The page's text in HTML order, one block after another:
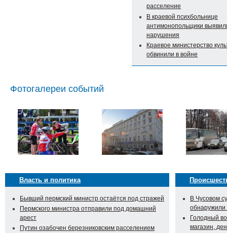
расселение
В краевой психбольнице
антимонопольщики
нарушения
Краевое министерство
обвинили в войне
Фотогалереи событий
Власть и политика
Бывший пермский министр остаётся под стражей
Пермского министра отправили под домашний
арест
Путин озабочен березниковским расселением
В Чусовом
Голодный
магазин,